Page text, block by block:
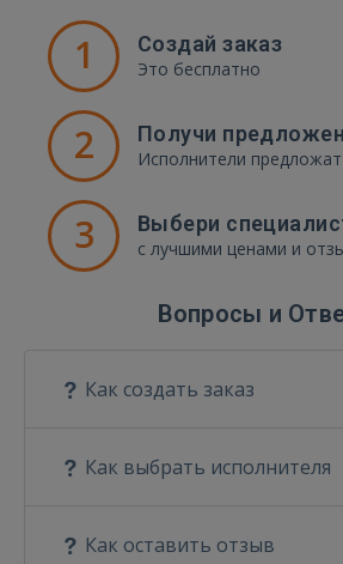
1 Создай заказ
Это бесплатно
2 Получи
Исполнители
3 Выбери
с лучшими ценами и
Вопросы и
Как создать заказ
Как выбрать исполнителя
Как оставить отзыв